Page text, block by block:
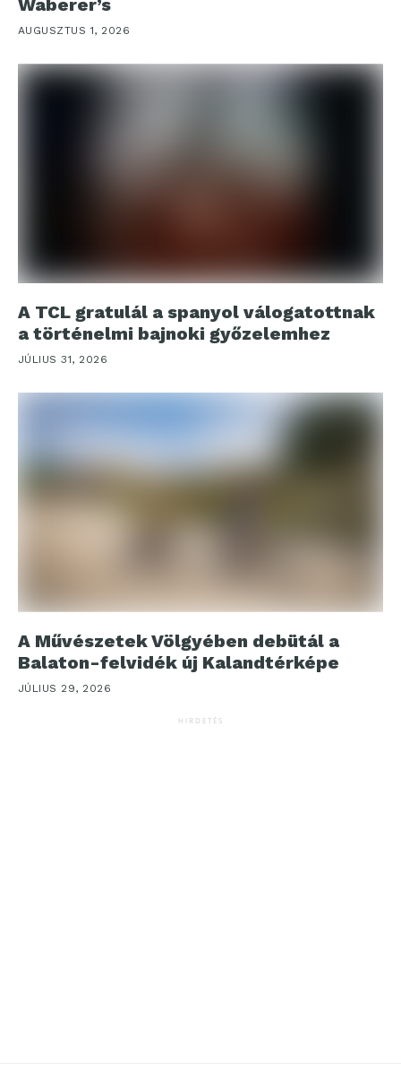
Waberer’s
AUGUSZTUS 1, 2026
A TCL gratulál a spanyol válogatottnak
a történelmi bajnoki győzelemhez
JÚLIUS 31, 2026
A Művészetek Völgyében debütál a
Balaton-felvidék új Kalandtérképe
JÚLIUS 29, 2026
HIRDETÉS